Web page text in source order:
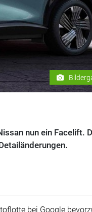
nun ein Facelift.
bei Google